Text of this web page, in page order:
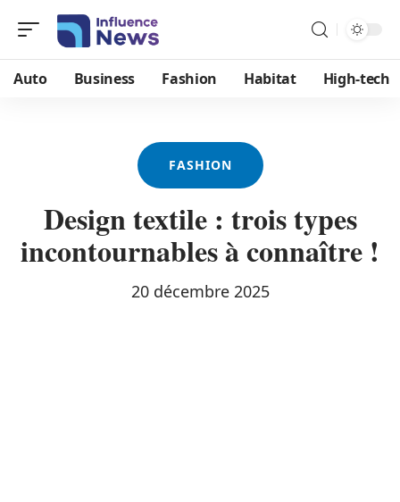
Auto Business Fashion Habitat High-tech
FASHION
Design textile : trois types
incontournables à connaître !
20 décembre 2025